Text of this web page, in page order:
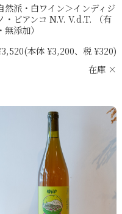
然派・白ワイン＞インディジ
・ビアンコ N.V. V.d.T. （有
無添加）
(本体 ¥3,200、税 ¥320)
在庫 ×